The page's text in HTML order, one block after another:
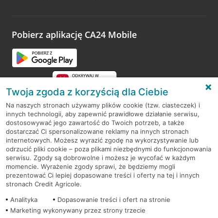
opinie.
Pobierz aplikację CA24 Mobile
RODO
Regulamin serwisu
Mapa serwisu
PolitykaCookies
Twoja zgoda z korzyścią dla Ciebie
Na naszych stronach używamy plików cookie (tzw. ciasteczek) i
innych technologii, aby zapewnić prawidłowe działanie serwisu,
dostosowywać jego zawartość do Twoich potrzeb, a także
dostarczać Ci spersonalizowane reklamy na innych stronach
internetowych. Możesz wyrazić zgodę na wykorzystywanie lub
odrzucić pliki cookie – poza plikami niezbędnymi do funkcjonowania
serwisu. Zgody są dobrowolne i możesz je wycofać w każdym
momencie. Wyrażenie zgody sprawi, że będziemy mogli
prezentować Ci lepiej dopasowane treści i oferty na tej i innych
stronach Credit Agricole.
Analityka
Dopasowanie treści i ofert na stronie
Marketing wykonywany przez strony trzecie